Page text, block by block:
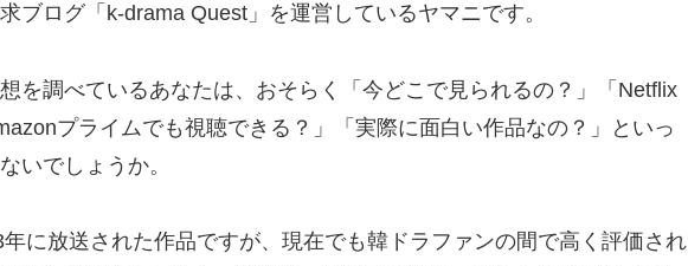
ブログ「k-drama Quest」を運営しているヤマニです。
を調べているあなたは、おそらく「今どこで見られるの？」「Netflix
プライムでも視聴できる？」「実際に面白い作品なの？」といっ
いでしょうか。
に放送された作品ですが、現在でも韓ドラファンの間で高く評価され